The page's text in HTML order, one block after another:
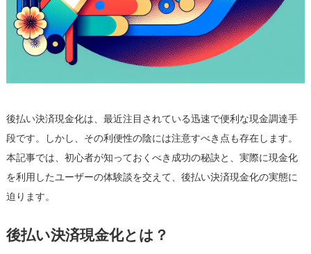
意
点
—
験
を
基
に
後払い決済現金化は、最近注目されている迅速で便利な現金調達手
段です。しかし、その利便性の陰には注意すべき点も存在します。
本記事では、初心者が知っておくべき成功の秘訣と、実際に現金化
を利用したユーザーの体験談を交えて、後払い決済現金化の実態に
迫ります。
後払い決済現金化とは？